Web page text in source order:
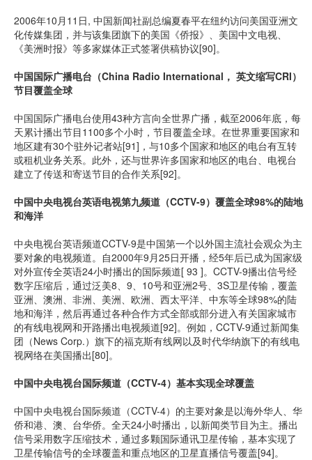
2006年10月11日, 中国新闻社副总编夏春平在纽约访问美国亚洲文
化传媒集团，并与该集团旗下的美国《侨报》、美国中文电视、
《美洲时报》等多家媒体正式签署供稿协议[90]。
中国国际广播电台（China Radio International， 英文缩写CRI）
节目覆盖全球
中国国际广播电台使用43种方言向全世界广播，截至2006年底，每
天累计播出节目1100多个小时，节目覆盖全球。在世界重要国家和
地区建有30个驻外记者站[91]，与10多个国家和地区的电台有互转
或租机业务关系。此外，还与世界许多国家和地区的电台、电视台
建立了传送和寄送节目的合作关系[92]。
中国中央电视台英语电视第九频道（CCTV-9）覆盖全球98%的陆地
和海洋
中央电视台英语频道CCTV-9是中国第一个以外国主流社会观众为主
要对象的电视频道。自2000年9月25日开播，经5年后已成为国家级
对外宣传全英语24小时播出的国际频道[ 93 ]。CCTV-9播出信号经
数字压缩后，通过泛美8、9、10号和亚洲2号、3S卫星传输，覆盖
亚洲、澳洲、非洲、美洲、欧洲、西太平洋、中东等全球98%的陆
地和海洋，然后再通过各种合作方式全部或部分进入有关国家城市
的有线电视网和开路播出电视频道[92]。例如，CCTV-9通过新闻集
团（News Corp.）旗下的福克斯有线网以及时代华纳旗下的有线电
视网络在美国播出[80]。
中国中央电视台国际频道（CCTV-4）基本实现全球覆盖
中国中央电视台国际频道（CCTV-4）的主要对象是以海外华人、华
侨和港、澳、台华侨。全天24小时播出，以新闻类节目为主。播出
信号采用数字压缩技术，通过多颗国际通讯卫星传输，基本实现了
卫星传输信号的全球覆盖和重点地区的卫星直播信号覆盖[94]。